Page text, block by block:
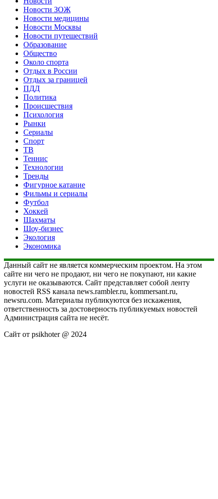
Новости ЗОЖ
Новости медицины
Новости Москвы
Новости путешествий
Образование
Общество
Около спорта
Отдых в России
Отдых за границей
ПДД
Политика
Происшествия
Психология
Рынки
Сериалы
Спорт
ТВ
Теннис
Технологии
Тренды
Фигурное катание
Фильмы и сериалы
Футбол
Хоккей
Шахматы
Шоу-бизнес
Экология
Экономика
Данный сайт не является коммерческим проектом. На этом
сайте ни чего не продают, ни чего не покупают, ни какие
услуги не оказываются. Сайт представляет собой ленту
новостей RSS канала news.rambler.ru, kommersant.ru,
newsru.com. Материалы публикуются без искажения,
ответственность за достоверность публикуемых новостей
Администрация сайта не несёт.
Сайт от psikhoter @ 2024